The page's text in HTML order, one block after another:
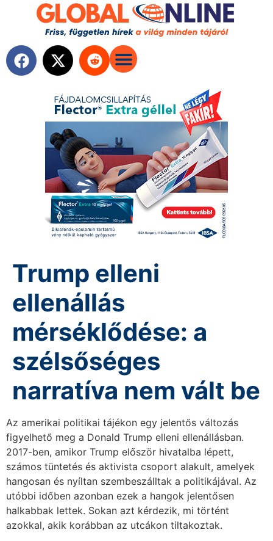
Trump elleni
ellenállás
mérséklődése: a
szélsőséges
narratíva nem vált be
Az amerikai politikai tájékon egy jelentős változás
figyelhető meg a Donald Trump elleni ellenállásban.
2017-ben, amikor Trump először hivatalba lépett,
számos tüntetés és aktivista csoport alakult, amelyek
hangosan és nyíltan szembeszálltak a politikájával. Az
utóbbi időben azonban ezek a hangok jelentősen
halkabbak lettek. Sokan azt kérdezik, mi történt
azokkal, akik korábban az utcákon tiltakoztak.